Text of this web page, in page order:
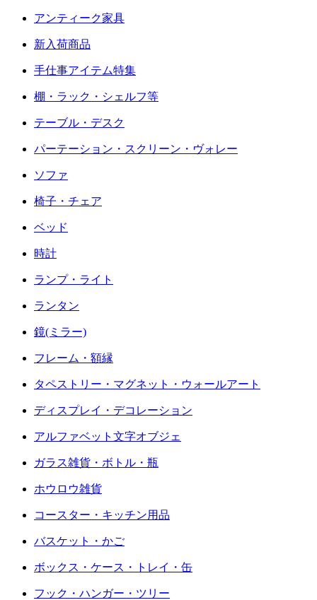
アンティーク家具
新入荷商品
手仕事アイテム特集
棚・ラック・シェルフ等
テーブル・デスク
パーテーション・スクリーン・ヴォレー
ソファ
椅子・チェア
ベッド
時計
ランプ・ライト
ランタン
鏡(ミラー)
フレーム・額縁
タペストリー・マグネット・ウォールアート
ディスプレイ・デコレーション
アルファベット文字オブジェ
ガラス雑貨・ボトル・瓶
ホウロウ雑貨
コースター・キッチン用品
バスケット・かご
ボックス・ケース・トレイ・缶
フック・ハンガー・ツリー